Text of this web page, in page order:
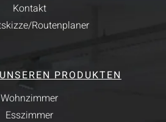
Kontakt
Routenplaner
PRODUKTEN
Wohnzimmer
Esszimmer